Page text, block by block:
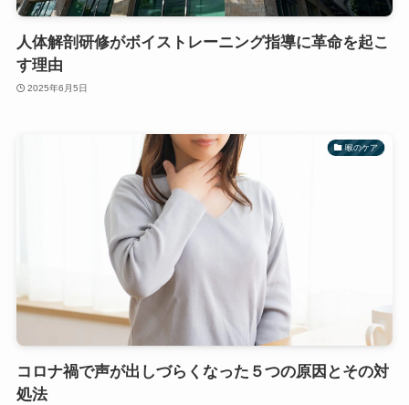
人体解剖研修がボイストレーニング指導に革命を起こ
す理由
2025年6月5日
喉のケア
コロナ禍で声が出しづらくなった５つの原因とその対
処法